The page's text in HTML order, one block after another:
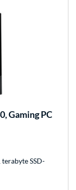
Gaming PC
SSD-